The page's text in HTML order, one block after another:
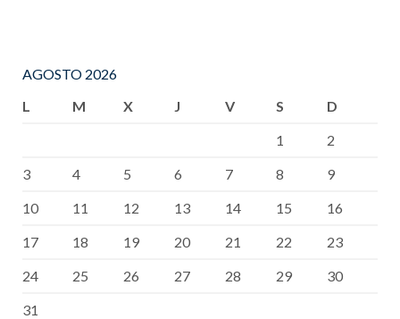
AGOSTO 2026
L
M X J V S
D
1
2
3
4 5 6 7 8
9
10
11 12 13 14 15
16
17
18 19 20 21 22
23
24
25 26 27 28 29
30
31